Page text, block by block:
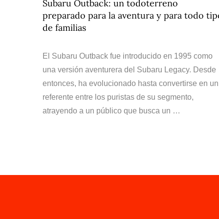
Subaru Outback: un todoterreno
preparado para la aventura y para todo
de familias
El Subaru Outback fue introducido en 1995 como
una versión aventurera del Subaru Legacy. Desde
entonces, ha evolucionado hasta convertirse en un
referente entre los puristas de su segmento,
atrayendo a un público que busca un …